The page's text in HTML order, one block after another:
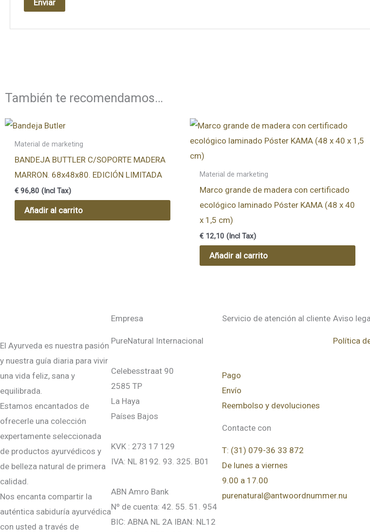
También te recomendamos…
Material de marketing
BANDEJA BUTTLER C/SOPORTE MADERA
MARRON. 68x48x80. EDICIÓN LIMITADA
€ 96,80 (Incl Tax)
Añadir al carrito
Material de marketing
Marco grande de madera con certificado
ecológico laminado Póster KAMA (48 x 40
x 1,5 cm)
€ 12,10 (Incl Tax)
Añadir al carrito
El Ayurveda es nuestra pasión
y nuestra guía diaria para vivir
una vida feliz, sana y
equilibrada.
Estamos encantados de
ofrecerle una colección
expertamente seleccionada
de productos ayurvédicos y
de belleza natural de primera
calidad.
Nos encanta compartir la
auténtica sabiduría ayurvédica
con usted a través de
Empresa
PureNatural Internacional
Celebesstraat 90
2585 TP
La Haya
Países Bajos
KVK : 273 17 129
IVA: NL 8192. 93. 325. B01
ABN Amro Bank
Nº de cuenta: 42. 55. 51. 954
BIC: ABNA NL 2A IBAN: NL12
Servicio de atención al cliente
Pago
Envío
Reembolso y devoluciones
Contacte con
T: (31) 079-36 33 872
De lunes a viernes
9.00 a 17.00
purenatural@antwoordnummer.nu
Aviso
Política